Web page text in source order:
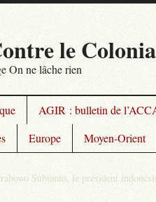
le
On ne lâche rien
AGIR : bulletin de
Europe Moyen-Orient
Subianto, le président